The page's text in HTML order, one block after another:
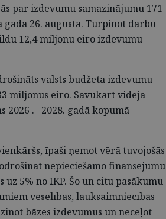
par izdevumu samazinājumu 171
26. augustā. Turpinot darbu
12,4 miljonu eiro izdevumu
valsts budžeta izdevumu
miljonus eiro. Savukārt vidējā
.– 2028. gadā kopumā
īpaši ņemot vērā tuvojošās
nepieciešamo finansējumu
5% no IKP. Šo un citu pasākumu
veselības, lauksaimniecības
bāzes izdevumus un neceļot